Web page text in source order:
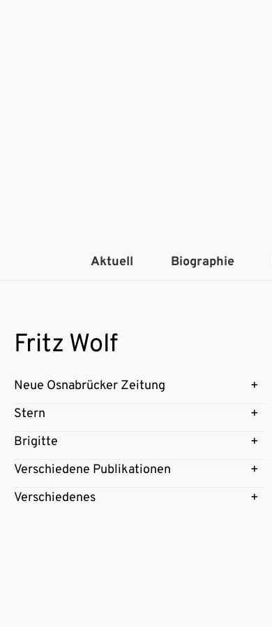
Aktuell Biographie
Fritz Wolf
Neue Osnabrücker Zeitung
Stern
Brigitte
Verschiedene Publikationen
Verschiedenes